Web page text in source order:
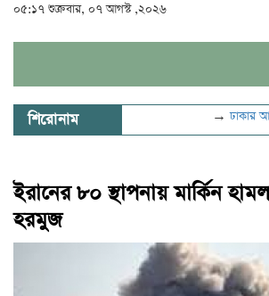
০৫:১৭ শুক্রবার, ০৭ আগস্ট ,২০২৬
শিরোনাম ঢাকার
ইরানের ৮০ স্থাপনায় মার্কিন
হরমুজ